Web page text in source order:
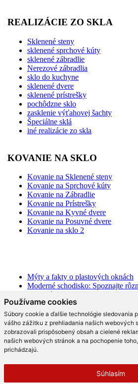
Používame cookies
Súbory cookie a ďalšie technológie sledovania
vášho zážitku z prehliadania našich webových
zobrazovali prispôsobený obsah a cielené
našich webových stránok a na pochopenie
prichádzajú.
Súhlasím
REALIZÁCIE ZO SKLA
Sklenené steny
sklenené sprchové kúty
sklenené zábradlie
Nerezové zábradlia
sklo do kuchyne
sklenené dvere
sklenené prístrešky
pochôdzne sklo
zasklenie výťahovej šachty
Špeciálne sklá
iné realizácie zo skla
KOVANIE NA SKLO
Kovanie na Sklenené steny
Kovanie na Sprchové kúty
Kovanie na Zábradlie
Kovanie na Prístrešky
Kovanie na Kyvné dvere
Kovanie na Posuvné dvere
Kovanie na sklo 2
Mýty a fakty o plastových oknách
Moderné schodisko: Spoznajte
v interiéri
Ako najlepšie opticky zväčšiť
Na čo slúži hliníková pergola a
Ako efektne a prakticky predeliť
Aké trendy prináša moderná
Čo radia dizajnéri o skle v interiéri?
Prečo tieto dizajnové sklenené
Moderné sklenené riešenia, ktoré
Čo by nemalo v modernom bývaní